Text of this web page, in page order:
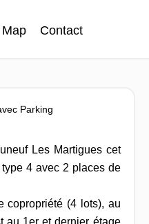
Map Contact
Parking
Les Martigues cet
4 avec 2 places de
copropriété (4 lots), au
au 1er et dernier étage